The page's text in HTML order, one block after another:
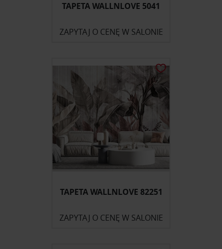
TAPETA WALLNLOVE 5041
ZAPYTAJ O CENĘ W SALONIE
TAPETA WALLNLOVE 82251
ZAPYTAJ O CENĘ W SALONIE